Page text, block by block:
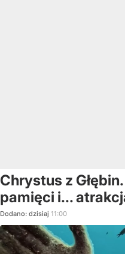
Chrystus z
pamięci i...
Dodano: dzisiaj 11:00